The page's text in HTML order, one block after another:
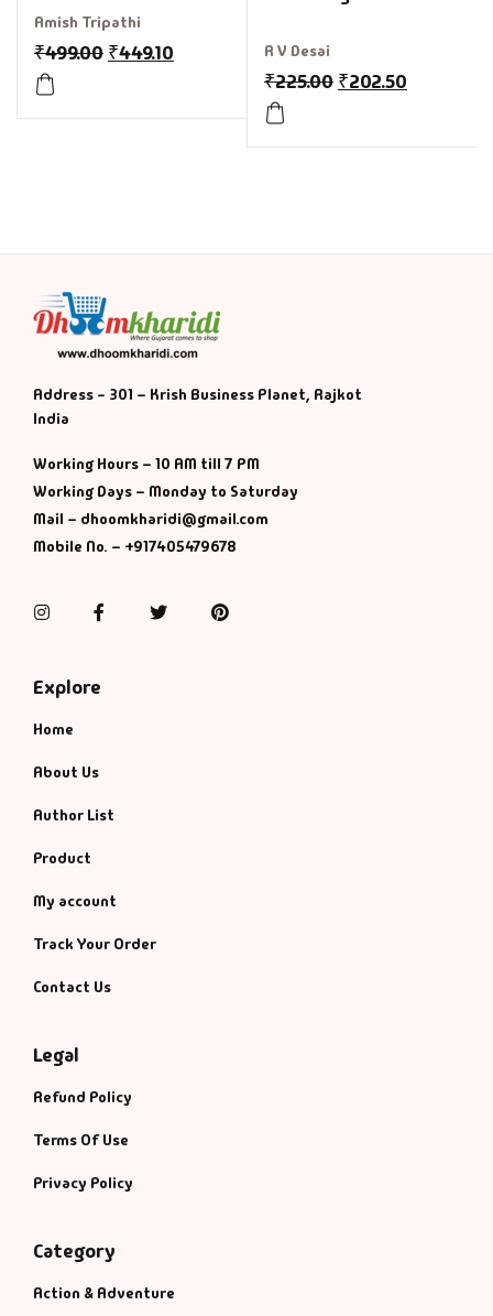
Amish Tripathi
₹499.00 ₹449.10 R V Desai
₹225.00 ₹202.50
Address - 301 – Krish Business Planet, Rajkot
India
Working Hours – 10 AM till 7 PM
Working Days – Monday to Saturday
Mail – dhoomkharidi@gmail.com
Mobile No. – +917405479678
InstagramFacebookTwitterPinterest
Explore
Home
About Us
Author List
Product
My account
Track Your Order
Contact Us
Legal
Refund Policy
Terms Of Use
Privacy Policy
Category
Action & Adventure